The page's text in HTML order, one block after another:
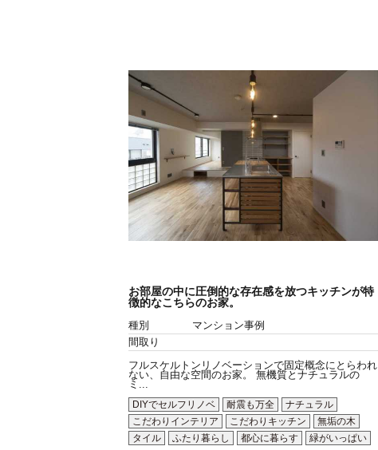
お部屋の中に圧倒的な存在感を放つキッチンが特
徴的なこちらのお家。
種別
マンション事例
間取り
フルスケルトンリノベーションで固定概念にとらわれ
ない、自由な空間のお家。 無機質とナチュラルの
ミ...
DIYでセルフリノベ
耐震も万全
ナチュラル
こだわりインテリア
こだわりキッチン
無垢の木
タイル
ふたり暮らし 都心に暮らす 緑がいっぱい